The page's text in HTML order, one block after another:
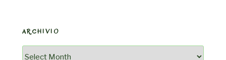
ARCHIVIO
Archivio